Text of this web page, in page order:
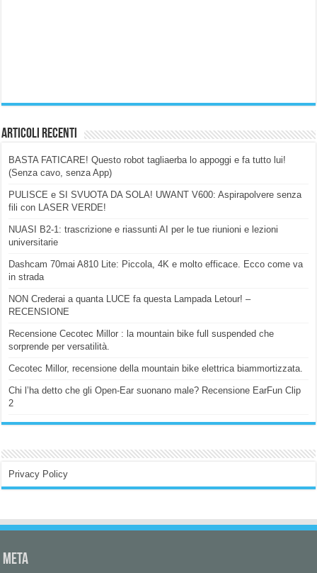
Articoli Recenti
BASTA FATICARE! Questo robot tagliaerba lo appoggi e fa tutto lui!
(Senza cavo, senza App)
PULISCE e SI SVUOTA DA SOLA! UWANT V600: Aspirapolvere senza
fili con LASER VERDE!
NUASI B2-1: trascrizione e riassunti AI per le tue riunioni e lezioni
universitarie
Dashcam 70mai A810 Lite: Piccola, 4K e molto efficace. Ecco come va
in strada
NON Crederai a quanta LUCE fa questa Lampada Letour! –
RECENSIONE
Recensione Cecotec Millor : la mountain bike full suspended che
sorprende per versatilità.
Cecotec Millor, recensione della mountain bike elettrica biammortizzata.
Chi l’ha detto che gli Open-Ear suonano male? Recensione EarFun Clip
2
Privacy Policy
Meta